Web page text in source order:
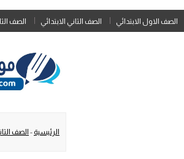
الصف الاول الابتدائي الصف الثاني الابتدائي الصف
الرئيسية - الصف